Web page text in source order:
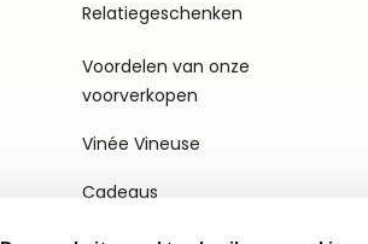
Relatiegeschenken
Voordelen van onze
voorverkopen
Vinée Vineuse
Cadeaus